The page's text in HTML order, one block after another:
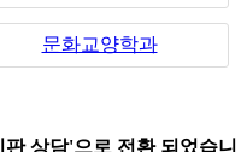
문화교양학과
상담'으로 전환 되었습니